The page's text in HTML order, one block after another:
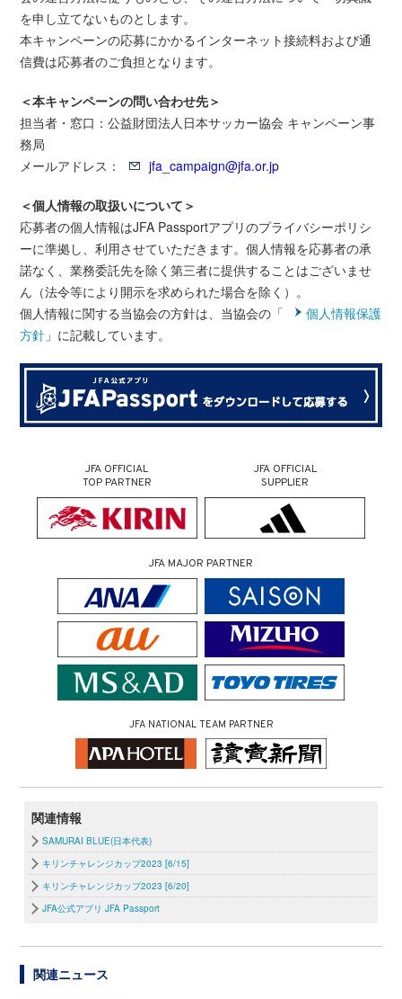
を申し立てないものとします。
本キャンペーンの応募にかかるインターネット接続料および通
信費は応募者のご負担となります。
＜本キャンペーンの問い合わせ先＞
担当者・窓口：公益財団法人日本サッカー協会 キャンペーン事
務局
メールアドレス：
jfa_campaign@jfa.or.jp
＜個人情報の取扱いについて＞
応募者の個人情報はJFA Passportアプリのプライバシーポリシ
ーに準拠し、利用させていただきます。個人情報を応募者の承
諾なく、業務委託先を除く第三者に提供することはございませ
ん（法令等により開示を求められた場合を除く）。
個人情報に関する当協会の方針は、当協会の「
個人情報保護
方針 」に記載しています。
JFA OFFICIAL
TOP PARTNER
JFA OFFICIAL
SUPPLIER
JFA MAJOR PARTNER
JFA NATIONAL TEAM PARTNER
関連情報
SAMURAI BLUE(日本代表)
キリンチャレンジカップ2023 [6/15]
キリンチャレンジカップ2023 [6/20]
JFA公式アプリ JFA Passport
関連ニュース